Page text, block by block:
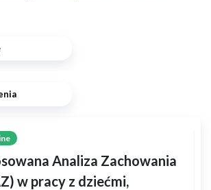
Analiza Zachowania
w pracy z dziećmi,